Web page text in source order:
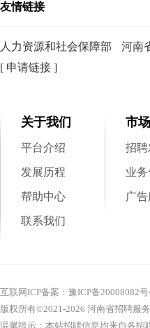
友情链接
人力资源和社会保障部 河南
[ 申请链接 ]
关于我们
平台介绍
发展历程
帮助中心
联系我们
市
招
业
广
互联网ICP备案： 豫ICP备20008082号
版权所有©2021-2026 河南省招聘服
温馨提示：本站招聘信息均来自各招